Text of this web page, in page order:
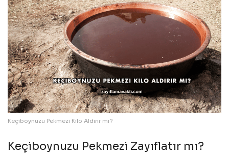
Keçiboynuzu Pekmezi Kilo Aldırır mı?
Keçiboynuzu Pekmezi Zayıflatır mı?